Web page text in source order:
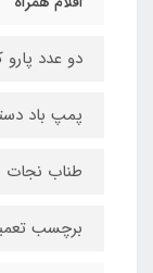
دو عدد پارو کد 59623
پمپ باد دستی کد
طناب نجات
برچسب